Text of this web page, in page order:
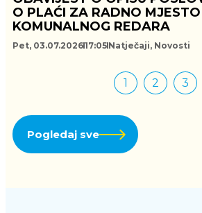
O PLAĆI ZA RADNO MJESTO
KOMUNALNOG REDARA
Pet, 03.07.202617:05 Natječaji, Novosti
1 2 3
Pogledaj sve